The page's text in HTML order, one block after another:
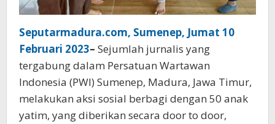
Seputarmadura.com, Sumenep, Jumat 10
Februari 2023– Sejumlah jurnalis yang
tergabung dalam Persatuan Wartawan
Indonesia (PWI) Sumenep, Madura, Jawa Timur,
melakukan aksi sosial berbagi dengan 50 anak
yatim, yang diberikan secara door to door,